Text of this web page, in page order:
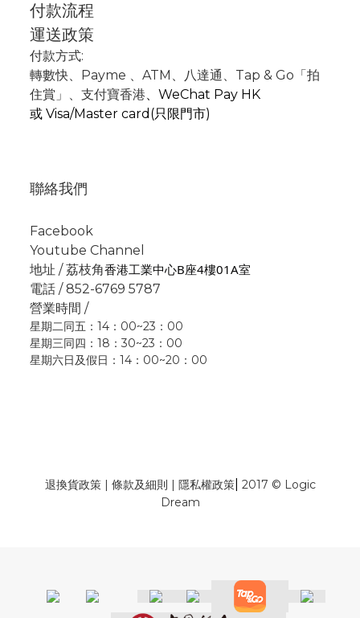
付款流程
運送政策
付款方式:
轉數快、Payme 、 ATM 、
八達通、Tap & Go「拍
住賞」 、支付寶香港、 WeChat Pay HK
或 Visa/Master card(只限門市)
聯絡我們
Facebook
Youtube Channel
地址 / 荔枝角香港工業中心B座4樓01A室
電話 / 852-6769 5787
營業時間 /
星期二同五：14：00~23：00
星期三同四：18：30~23：00
星期六日及假日：14：00~20：00
退換貨政策| 條款及細則 | 隱私權政策| 2017 © Logic
Dream